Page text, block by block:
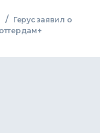
/
Герус заявил о